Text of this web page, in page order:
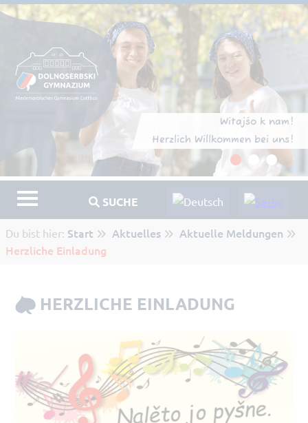
Witajśo k nam!
Herzlich Willkommen bei uns!
SUCHE
Du bist hier: Start Aktuelles
Aktuelle Meldungen
Herzliche Einladung
HERZLICHE EINLADUNG